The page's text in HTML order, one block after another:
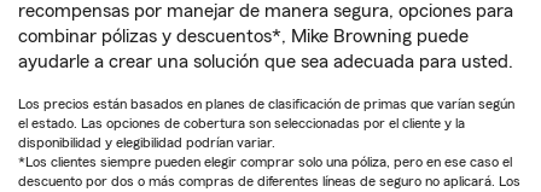
recompensas por manejar de manera segura, opciones para
combinar pólizas y descuentos*, Mike Browning puede
ayudarle a crear una solución que sea adecuada para usted.
Los precios están basados en planes de clasificación de primas que varían según
el estado. Las opciones de cobertura son seleccionadas por el cliente y la
disponibilidad y elegibilidad podrían variar.
*Los clientes siempre pueden elegir comprar solo una póliza, pero en ese caso el
descuento por dos o más compras de diferentes líneas de seguro no aplicará. Los